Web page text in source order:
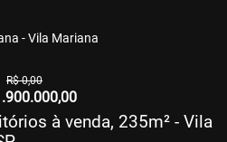
- Vila Mariana
R$ 0,00
à venda, 235m² - Vila